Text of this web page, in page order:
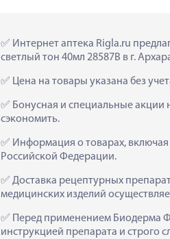
Интернет аптека Rigla.ru
светлый тон 40мл 28587B в г.
Цена на товары указана без
Бонусная и специальные акции
сэкономить.
Информация о товарах, включая
Российской Федерации.
Доставка рецептурных
медицинских изделий
Перед применением Биодерма
инструкцией препарата и строго